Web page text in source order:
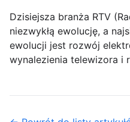
Dzisiejsza branża RTV
niezwykłą ewolucję, a
ewolucji jest rozwój
wynalezienia telewizora i